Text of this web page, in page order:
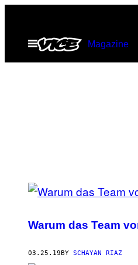
contentOpen
Menu
Magazine
POSTS
THIS
AUTHOR
Warum das Team
03.25.19 BY SCHAYAN RIAZ